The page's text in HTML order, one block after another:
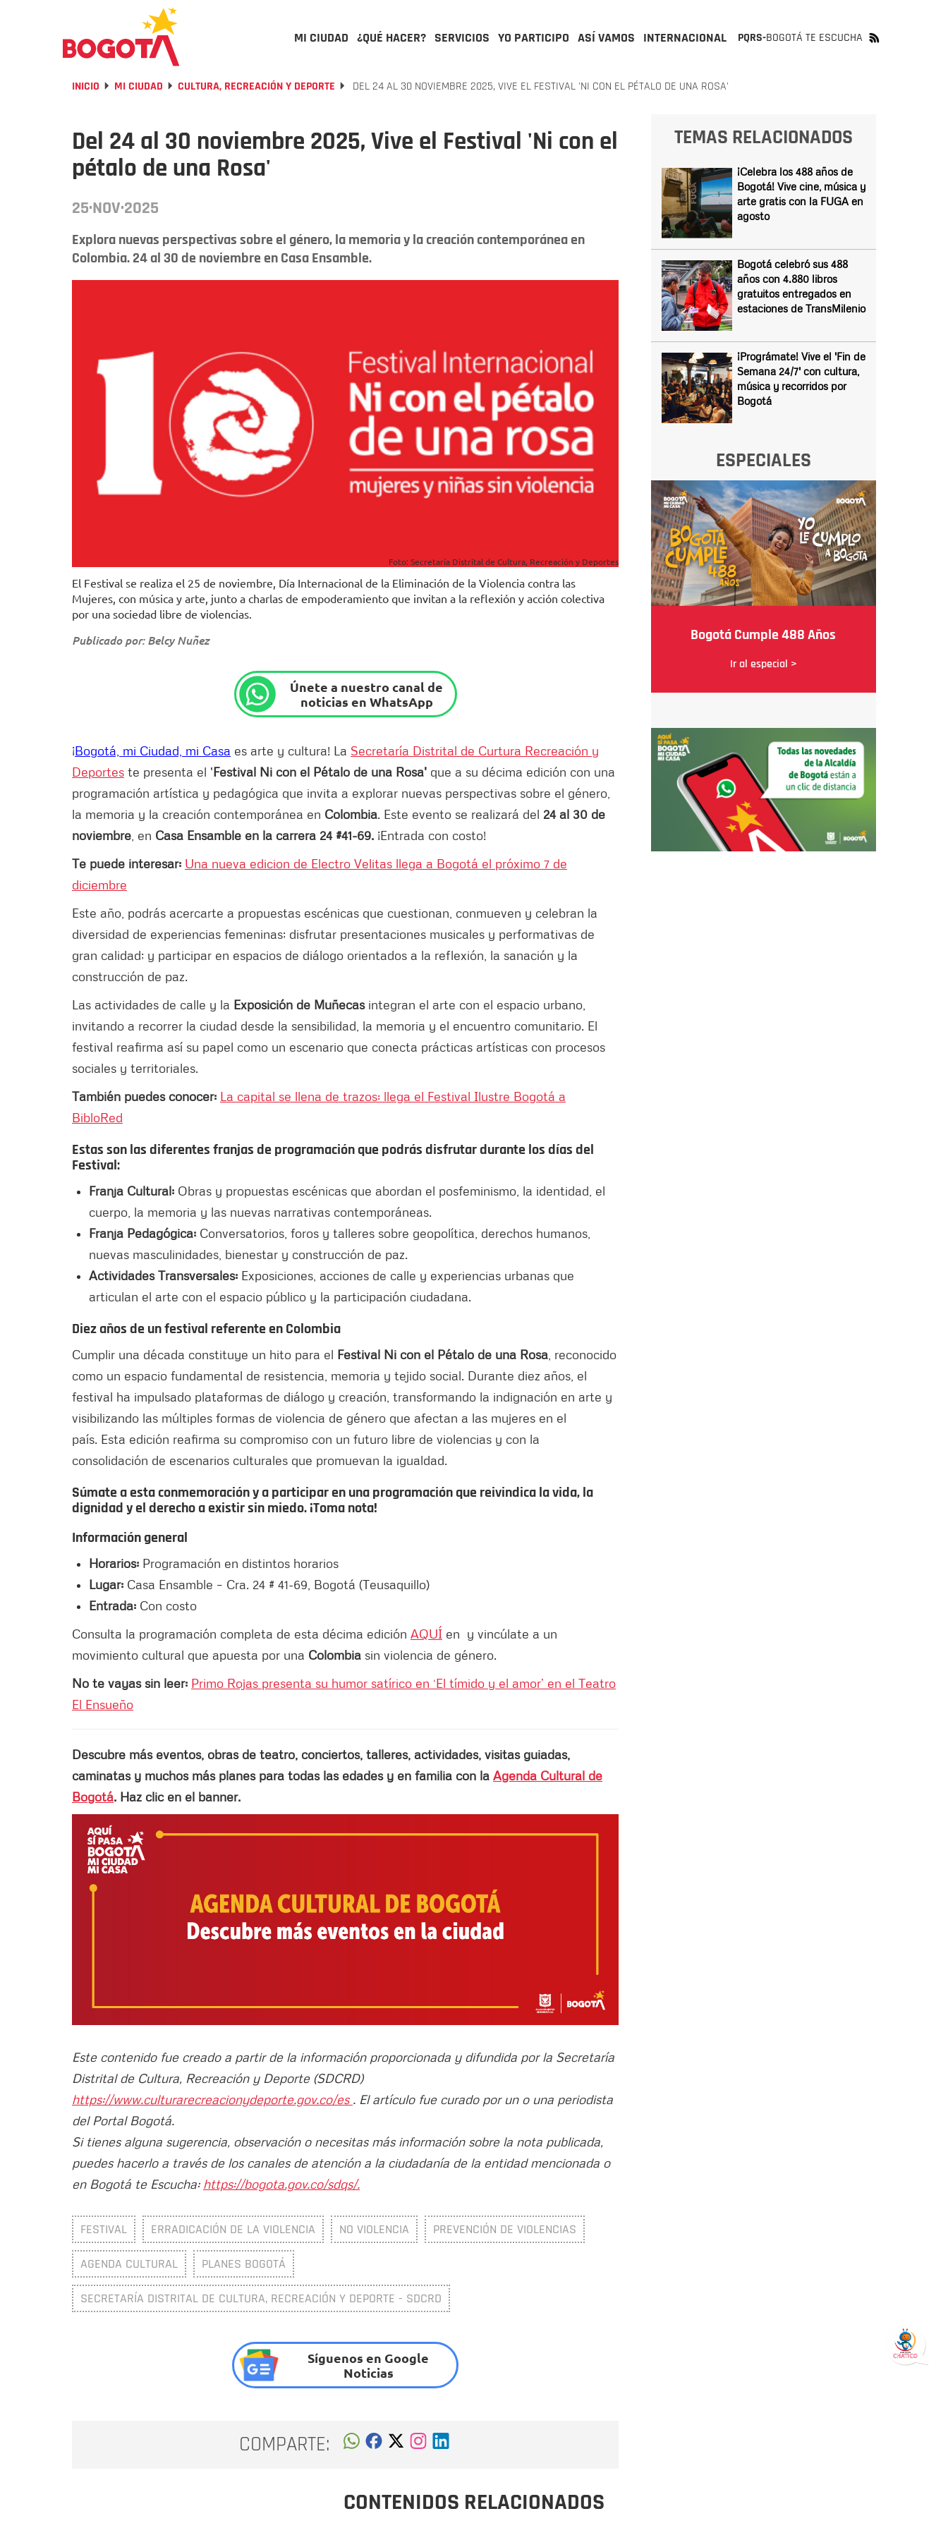
MI CIUDAD ¿QUÉ HACER? SERVICIOS YO PARTICIPO ASÍ VAMOS INTERNACIONAL PQRS-BOGOTÁ TE ESCUCHA
INICIO MI CIUDAD CULTURA, RECREACIÓN Y DEPORTE DEL 24 AL 30 NOVIEMBRE 2025, VIVE EL FESTIVAL 'NI CON EL PÉTALO DE UNA ROSA'
Del 24 al 30 noviembre 2025, Vive el Festival 'Ni con el
pétalo de una Rosa'
25·NOV·2025
Explora nuevas perspectivas sobre el género, la memoria y la creación contemporánea en
Colombia. 24 al 30 de noviembre en Casa Ensamble.
Foto: Secretaría Distrital de Cultura, Recreación y Deportes
El Festival se realiza el 25 de noviembre, Día Internacional de la Eliminación de la Violencia contra las
Mujeres, con música y arte, junto a charlas de empoderamiento que invitan a la reflexión y acción colectiva
por una sociedad libre de violencias.
Publicado por: Belcy Nuñez
Únete a nuestro canal de
noticias en WhatsApp
¡Bogotá, mi Ciudad, mi Casa es arte y cultura! La Secretaría Distrital de Curtura Recreación y
Deportes te presenta el 'Festival Ni con el Pétalo de una Rosa' que a su décima edición con una
programación artística y pedagógica que invita a explorar nuevas perspectivas sobre el género,
la memoria y la creación contemporánea en Colombia. Este evento se realizará del 24 al 30 de
noviembre , en Casa Ensamble en la carrera 24 #41-69. ¡Entrada con costo!
Te puede interesar: Una nueva edicion de Electro Velitas llega a Bogotá el próximo 7 de
diciembre
Este año, podrás acercarte a propuestas escénicas que cuestionan, conmueven y celebran la
diversidad de experiencias femeninas; disfrutar presentaciones musicales y performativas de
gran calidad; y participar en espacios de diálogo orientados a la reflexión, la sanación y la
construcción de paz.
Las actividades de calle y la Exposición de Muñecasintegran el arte con el espacio urbano,
invitando a recorrer la ciudad desde la sensibilidad, la memoria y el encuentro comunitario. El
festival reafirma así su papel como un escenario que conecta prácticas artísticas con procesos
sociales y territoriales.
También puedes conocer: La capital se llena de trazos: llega el Festival Ilustre Bogotá a
BibloRed
Estas son las diferentes franjas de programación que podrás disfrutar durante los días del
Festival:
Franja Cultural: Obras y propuestas escénicas que abordan el posfeminismo, la identidad, el
cuerpo, la memoria y las nuevas narrativas contemporáneas.
Franja Pedagógica: Conversatorios, foros y talleres sobre geopolítica, derechos humanos,
nuevas masculinidades, bienestar y construcción de paz.
Actividades Transversales: Exposiciones, acciones de calle y experiencias urbanas que
articulan el arte con el espacio público y la participación ciudadana.
Diez años de un festival referente en Colombia
Cumplir una década constituye un hito para el Festival Ni con el Pétalo de una Rosa , reconocido
como un espacio fundamental de resistencia, memoria y tejido social. Durante diez años, el
festival ha impulsado plataformas de diálogo y creación, transformando la indignación en arte y
visibilizando las múltiples formas de violencia de género que afectan a las mujeres en el
país. Esta edición reafirma su compromiso con un futuro libre de violencias y con la
consolidación de escenarios culturales que promuevan la igualdad.
Súmate a esta conmemoración y a participar en una programación que reivindica la vida, la
dignidad y el derecho a existir sin miedo. ¡Toma nota!
Información general
Horarios: Programación en distintos horarios
Lugar: Casa Ensamble – Cra. 24 # 41-69, Bogotá (Teusaquillo)
Entrada: Con costo
Consulta la programación completa de esta décima edición AQUÍ en y vincúlate a un
movimiento cultural que apuesta por una Colombia sin violencia de género.
No te vayas sin leer: Primo Rojas presenta su humor satírico en ‘El tímido y el amor’ en el Teatro
El Ensueño
Descubre más eventos, obras de teatro, conciertos, talleres, actividades, visitas guiadas,
caminatas y muchos más planes para todas las edades y en familia con la Agenda Cultural de
Bogotá. Haz clic en el banner.
Este contenido fue creado a partir de la información proporcionada y difundida por la Secretaría
Distrital de Cultura, Recreación y Deporte (SDCRD)
https://www.culturarecreacionydeporte.gov.co/es . El artículo fue curado por un o una periodista
del Portal Bogotá.
Si tienes alguna sugerencia, observación o necesitas más información sobre la nota publicada,
puedes hacerlo a través de los canales de atención a la ciudadanía de la entidad mencionada o
en Bogotá te Escucha: https://bogota.gov.co/sdqs/.
FESTIVAL ERRADICACIÓN DE LA VIOLENCIA NO VIOLENCIA PREVENCIÓN DE VIOLENCIAS
AGENDA CULTURAL PLANES BOGOTÁ
SECRETARÍA DISTRITAL DE CULTURA, RECREACIÓN Y DEPORTE - SDCRD
Síguenos en Google
Noticias
COMPARTE:
TEMAS RELACIONADOS
¡Celebra los 488 años de
Bogotá! Vive cine, música y
arte gratis con la FUGA en
agosto
Bogotá celebró sus 488
años con 4.880 libros
gratuitos entregados en
estaciones de TransMilenio
¡Prográmate! Vive el 'Fin de
Semana 24/7' con cultura,
música y recorridos por
Bogotá
ESPECIALES
Bogotá Cumple 488 Años
Ir al especial >
CONTENIDOS RELACIONADOS